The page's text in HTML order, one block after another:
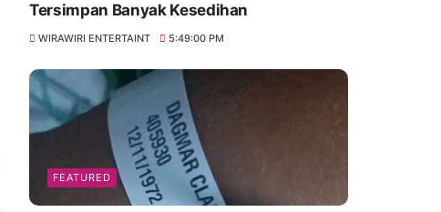
Tersimpan Banyak Kesedihan
WIRAWIRI ENTERTAINT 5:49:00 PM
FEATURED